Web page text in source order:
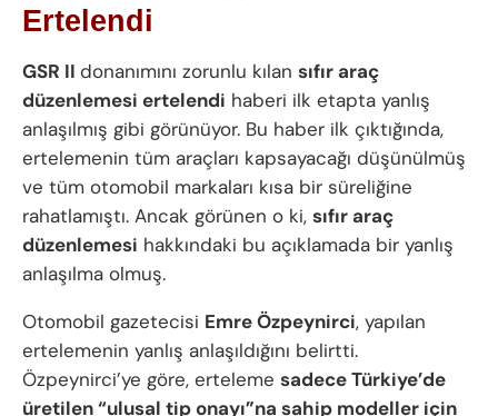
Ertelendi
GSR II donanımını zorunlu kılan sıfır araç
düzenlemesi ertelendi haberi ilk etapta yanlış
anlaşılmış gibi görünüyor. Bu haber ilk çıktığında,
ertelemenin tüm araçları kapsayacağı düşünülmüş
ve tüm otomobil markaları kısa bir süreliğine
rahatlamıştı. Ancak görünen o ki, sıfır araç
düzenlemesi hakkındaki bu açıklamada bir yanlış
anlaşılma olmuş.
Otomobil gazetecisi Emre Özpeynirci, yapılan
ertelemenin yanlış anlaşıldığını belirtti.
Özpeynirci’ye göre, erteleme sadece Türkiye’de
üretilen “ulusal tip onayı”na sahip modeller için